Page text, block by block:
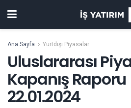
Ana Sayfa Yurtdışı Piyasalar
Uluslararası
Kapanış Raporu
22.01.2024